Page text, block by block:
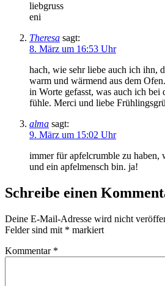
liebgruss
eni
Theresa sagt:
8. März um 16:53 Uhr
hach, wie sehr liebe auch ich ihn,
warm und wärmend aus dem
in Worte gefasst, was auch ich bei
fühle. Merci und liebe
alma sagt:
9. März um 15:02 Uhr
immer für apfelcrumble zu haben,
und ein apfelmensch bin. ja!
Schreibe einen
Deine E-Mail-Adresse wird nicht
Felder sind mit * markiert
Kommentar *